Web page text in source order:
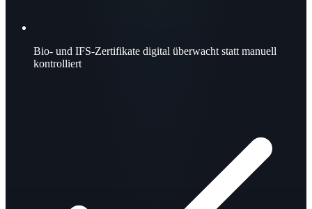
Bio- und IFS-Zertifikate digital überwacht statt manuell
kontrolliert